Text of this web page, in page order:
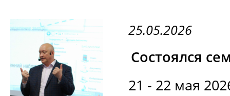
25.05.2026
21 - 22 мая